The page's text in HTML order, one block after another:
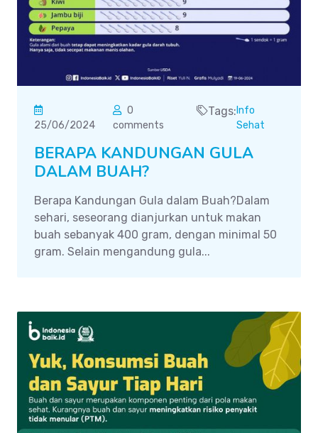
25/06/2024
0
comments
Tags: Info
Sehat
BERAPA KANDUNGAN GULA
DALAM BUAH?
Berapa Kandungan Gula dalam Buah?Dalam
sehari, seseorang dianjurkan untuk makan
buah sebanyak 400 gram, dengan minimal 50
gram. Selain mengandung gula...